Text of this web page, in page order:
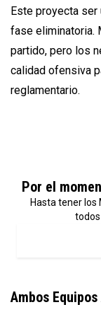
Este proyecta
fase eliminatoria.
partido, pero los
calidad ofensiva
reglamentario.
Por el
Hasta tener los
Ambos